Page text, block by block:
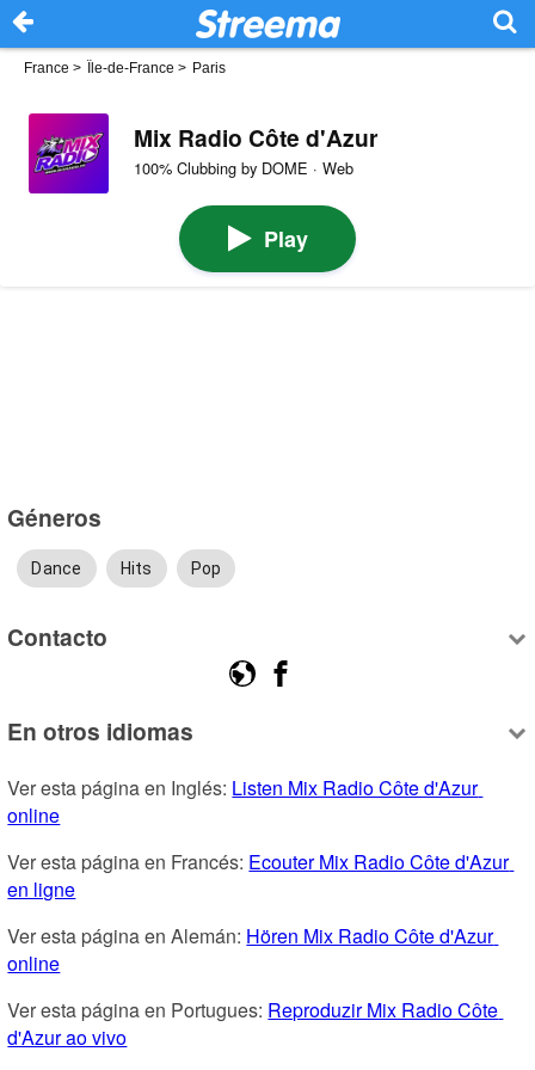
France > Île-de-France > Paris
Mix Radio Côte d'Azur
100% Clubbing by DOME · Web
Play
Géneros
Dance Hits Pop
Contacto
En otros idiomas
Ver esta página en Inglés: Listen Mix Radio Côte d'Azur
online
Ver esta página en Francés: Ecouter Mix Radio Côte d'Azur
en ligne
Ver esta página en Alemán: Hören Mix Radio Côte d'Azur
online
Ver esta página en Portugues: Reproduzir Mix Radio Côte
d'Azur ao vivo